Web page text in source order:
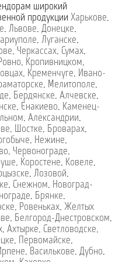
широкий
продукции Харькове,
, Львове, Донецке,
, Луганске,
, Черкассах, Сумах,
, Кропивницком,
, Кременчуге, Ивано-
, Мелитополе,
, Бердянске, Алчевске,
, Енакиево, Каменец-
, Александрии,
, Шостке, Броварах,
, Нежине,
, Червонограде,
, Коростене, Ковеле,
, Лозовой,
, Снежном, Новоград-
, Брянке,
, Ровеньках, Желтых
, Белгород-Днестровском,
, Ахтырке, Светловодске,
, Первомайске,
, Василькове, Дубно,